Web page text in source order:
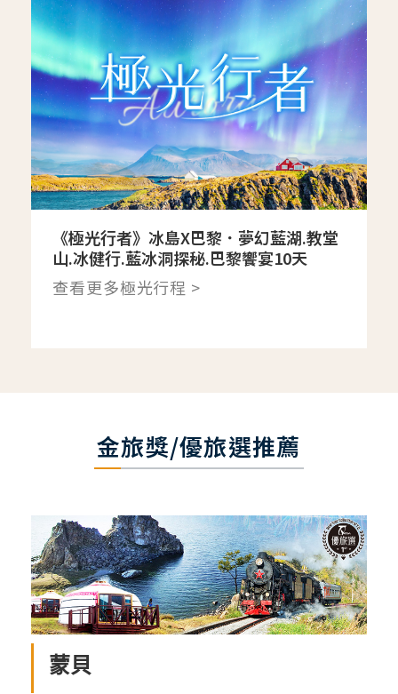
《極光行者》冰島X巴黎．夢幻藍湖.教堂
山.冰健行.藍冰洞探秘.巴黎饗宴10天
查看更多極光行程 >
金旅獎/優旅選推薦
蒙貝